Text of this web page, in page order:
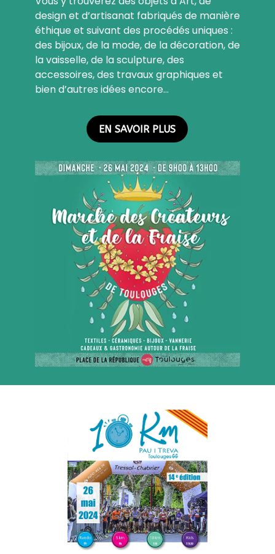
design et d’artisanat fabriqués de manière
éthique et suivant des procédés uniques :
des bijoux, de la mode, de la décoration, de
la vaisselle, de la sculpture, des
accessoires, des travaux graphiques et
bien d’autres idées encore…
EN SAVOIR PLUS